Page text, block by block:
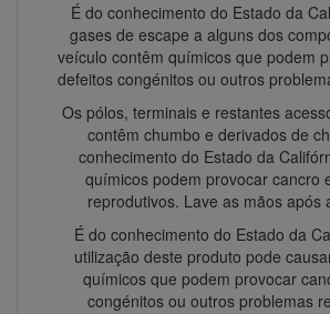
É do conhecimento do Estado da
gases de escape a alguns dos
veículo contêm químicos que podem
defeitos congénitos ou outros
Os pólos, terminais e restantes
contêm chumbo e derivados de
conhecimento do Estado da
químicos podem provocar cancro
reprodutivos. Lave as mãos após
É do conhecimento do Estado da
utilização deste produto pode
químicos que podem provocar
congénitos ou outros problemas